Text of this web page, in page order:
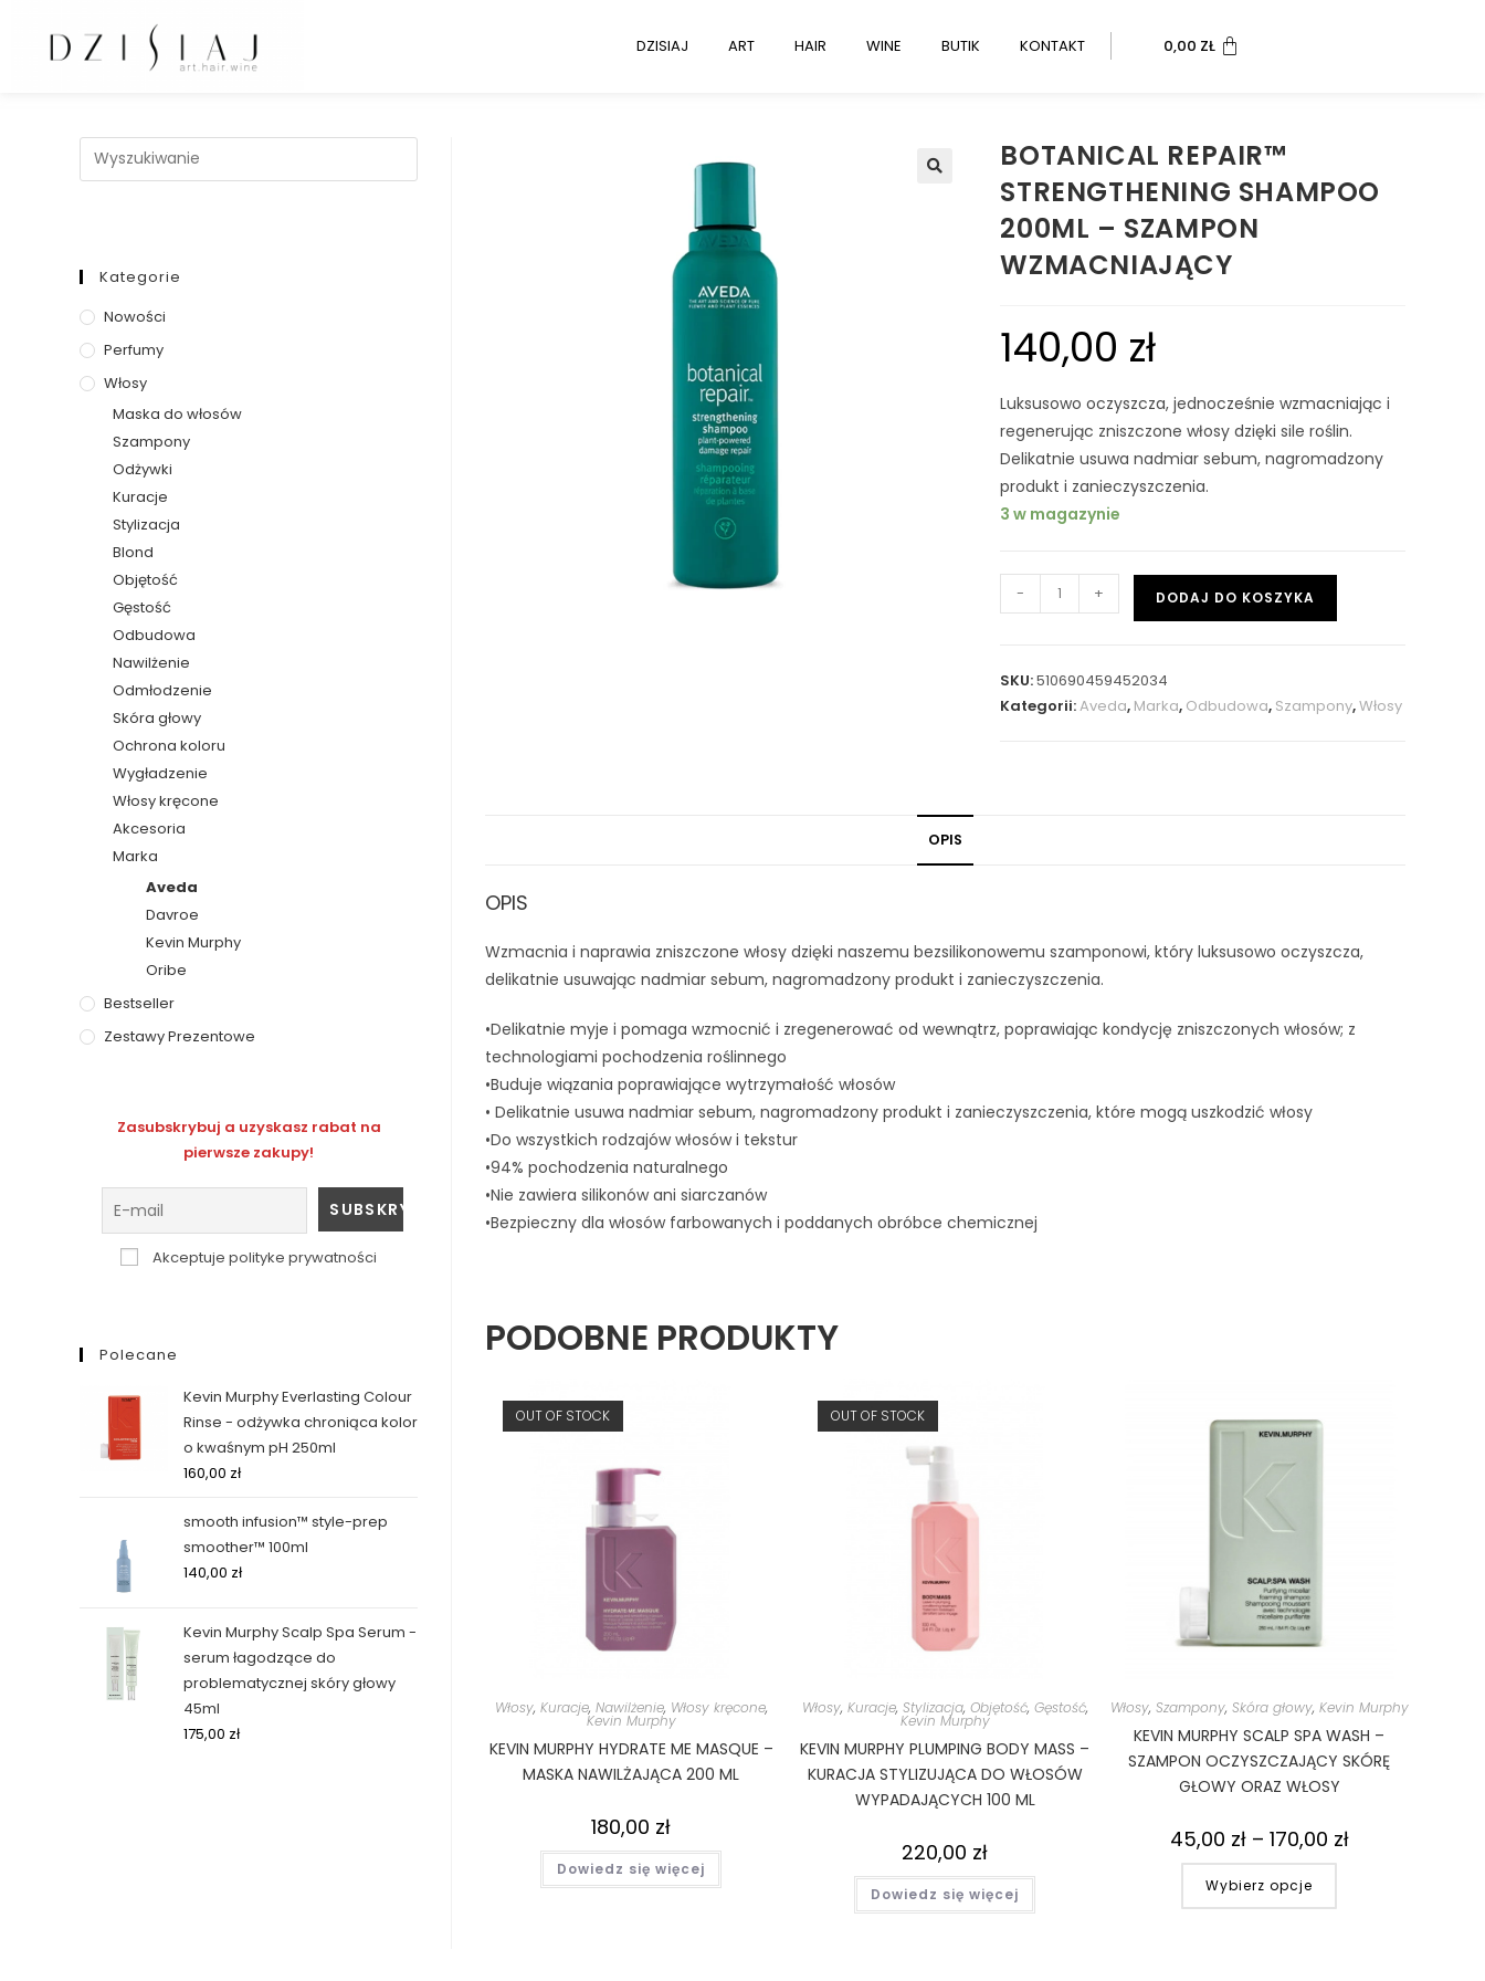
DZISIAJ ART HAIR WINE BUTIK KONTAKT 0,00 ZŁ
BOTANICAL REPAIR™
STRENGTHENING SHAMPOO
200ML – SZAMPON
WZMACNIAJĄCY
140,00 zł
Luksusowo oczyszcza, jednocześnie wzmacniając i
regenerując zniszczone włosy dzięki sile roślin.
Delikatnie usuwa nadmiar sebum, nagromadzony
produkt i zanieczyszczenia.
3 w magazynie
- + DODAJ DO KOSZYKA
SKU:510690459452034
Kategorii:Aveda, Marka, Odbudowa, Szampony,Włosy
OPIS
OPIS
Wzmacnia i naprawia zniszczone włosy dzięki naszemu bezsilikonowemu szamponowi, który luksusowo oczyszcza,
delikatnie usuwając nadmiar sebum, nagromadzony produkt i zanieczyszczenia.
•Delikatnie myje i pomaga wzmocnić i zregenerować od wewnątrz, poprawiając kondycję zniszczonych włosów; z
technologiami pochodzenia roślinnego
•Buduje wiązania poprawiające wytrzymałość włosów
• Delikatnie usuwa nadmiar sebum, nagromadzony produkt i zanieczyszczenia, które mogą uszkodzić włosy
•Do wszystkich rodzajów włosów i tekstur
•94% pochodzenia naturalnego
•Nie zawiera silikonów ani siarczanów
•Bezpieczny dla włosów farbowanych i poddanych obróbce chemicznej
PODOBNE PRODUKTY
OUT OF STOCK
Włosy, Kuracje, Nawilżenie, Włosy kręcone,
Kevin Murphy
KEVIN MURPHY HYDRATE ME MASQUE –
MASKA NAWILŻAJĄCA 200 ML
180,00 zł
Dowiedz się więcej
OUT OF STOCK
Włosy, Kuracje, Stylizacja, Objętość, Gęstość,
Kevin Murphy
KEVIN MURPHY PLUMPING BODY MASS –
KURACJA STYLIZUJĄCA DO WŁOSÓW
WYPADAJĄCYCH 100 ML
220,00 zł
Dowiedz się więcej
Włosy, Szampony, Skóra głowy, Kevin Murphy
KEVIN MURPHY SCALP SPA WASH –
SZAMPON OCZYSZCZAJĄCY SKÓRĘ
GŁOWY ORAZ WŁOSY
45,00 zł – 170,00 zł
Wybierz opcje
Kategorie
Nowości
Perfumy
Włosy
Maska do włosów
Szampony
Odżywki
Kuracje
Stylizacja
Blond
Objętość
Gęstość
Odbudowa
Nawilżenie
Odmłodzenie
Skóra głowy
Ochrona koloru
Wygładzenie
Włosy kręcone
Akcesoria
Marka
Aveda
Davroe
Kevin Murphy
Oribe
Bestseller
Zestawy Prezentowe
Zasubskrybuj a uzyskasz rabat na
pierwsze zakupy!
Akceptuje polityke prywatności
Polecane
Kevin Murphy Everlasting Colour
Rinse - odżywka chroniąca kolor
o kwaśnym pH 250ml
160,00 zł
smooth infusion™ style-prep
smoother™ 100ml
140,00 zł
Kevin Murphy Scalp Spa Serum -
serum łagodzące do
problematycznej skóry głowy
45ml
175,00 zł